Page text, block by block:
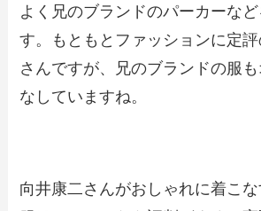
よく兄のブランドのパーカーな
す。もともとファッションに定
さんですが、兄のブランドの服
なしていますね。
向井康二さんがおしゃれに着こ